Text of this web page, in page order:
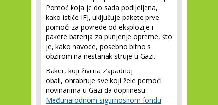
Pomoć koja je do sada podijeljena,
kako ističe IFJ, uključuje pakete prve
pomoći za povrede od eksplozije i
pakete baterija za punjenje opreme, što
je, kako navode, posebno bitno s
obzirom na nestanak struje u Gazi.
Baker, koji živi na Zapadnoj
obali, ohrabruje sve koji žele pomoći
novinarima u Gazi da doprinesu
Međunarodnom sigurnosnom fondu